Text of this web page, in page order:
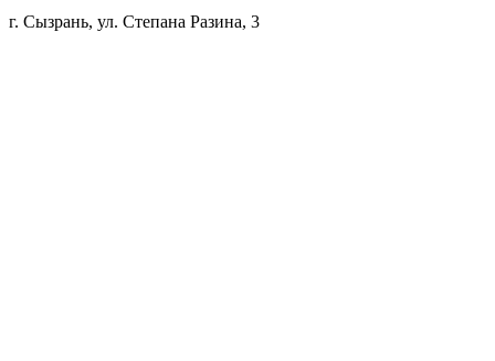
г. Сызрань, ул. Степана Разина, 3